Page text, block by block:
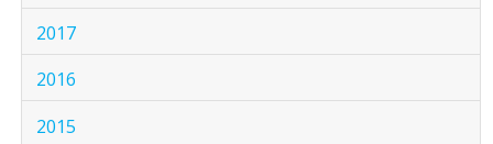
2017
2016
2015